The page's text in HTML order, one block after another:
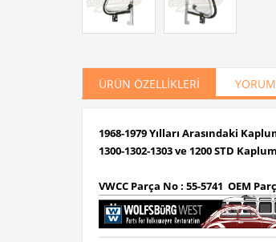
ÜRÜN ÖZELLIKLERI
1968-1979 Yılları Arasındaki
1300-1302-1303 ve 1200 STD
VWCC Parça No : 55-5741 OEM